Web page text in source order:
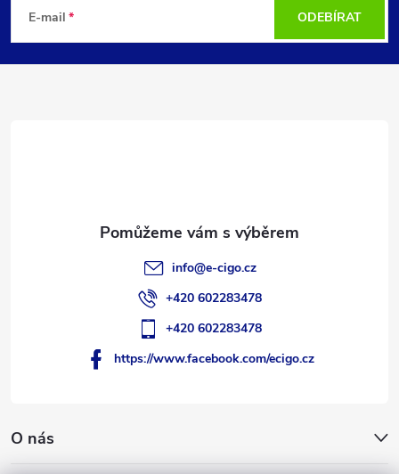
p
E-mail ODEBÍRAT
O nás
info@e-cigo.cz
+420 602283478
+420 602283478
https://www.facebook.com/ecigo.cz